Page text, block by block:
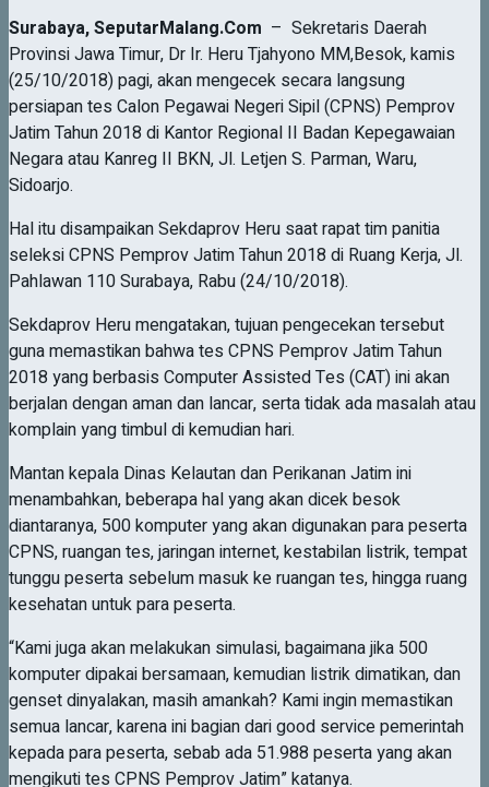
Surabaya,SeputarMalang.Com – Sekretaris Daerah
Provinsi Jawa Timur, Dr Ir. Heru Tjahyono MM,Besok, kamis
(25/10/2018) pagi, akan mengecek secara langsung
persiapan tes Calon Pegawai Negeri Sipil (CPNS) Pemprov
Jatim Tahun 2018 di Kantor Regional II Badan Kepegawaian
Negara atau Kanreg II BKN, Jl. Letjen S. Parman, Waru,
Sidoarjo.
Hal itu disampaikan Sekdaprov Heru saat rapat tim panitia
seleksi CPNS Pemprov Jatim Tahun 2018 di Ruang Kerja, Jl.
Pahlawan 110 Surabaya, Rabu (24/10/2018).
Sekdaprov Heru mengatakan, tujuan pengecekan tersebut
guna memastikan bahwa tes CPNS Pemprov Jatim Tahun
2018 yang berbasis Computer Assisted Tes (CAT) ini akan
berjalan dengan aman dan lancar, serta tidak ada masalah atau
komplain yang timbul di kemudian hari.
Mantan kepala Dinas Kelautan dan Perikanan Jatim ini
menambahkan, beberapa hal yang akan dicek besok
diantaranya, 500 komputer yang akan digunakan para peserta
CPNS, ruangan tes, jaringan internet, kestabilan listrik, tempat
tunggu peserta sebelum masuk ke ruangan tes, hingga ruang
kesehatan untuk para peserta.
“Kami juga akan melakukan simulasi, bagaimana jika 500
komputer dipakai bersamaan, kemudian listrik dimatikan, dan
genset dinyalakan, masih amankah? Kami ingin memastikan
semua lancar, karena ini bagian dari good service pemerintah
kepada para peserta, sebab ada 51.988 peserta yang akan
mengikuti tes CPNS Pemprov Jatim” katanya.